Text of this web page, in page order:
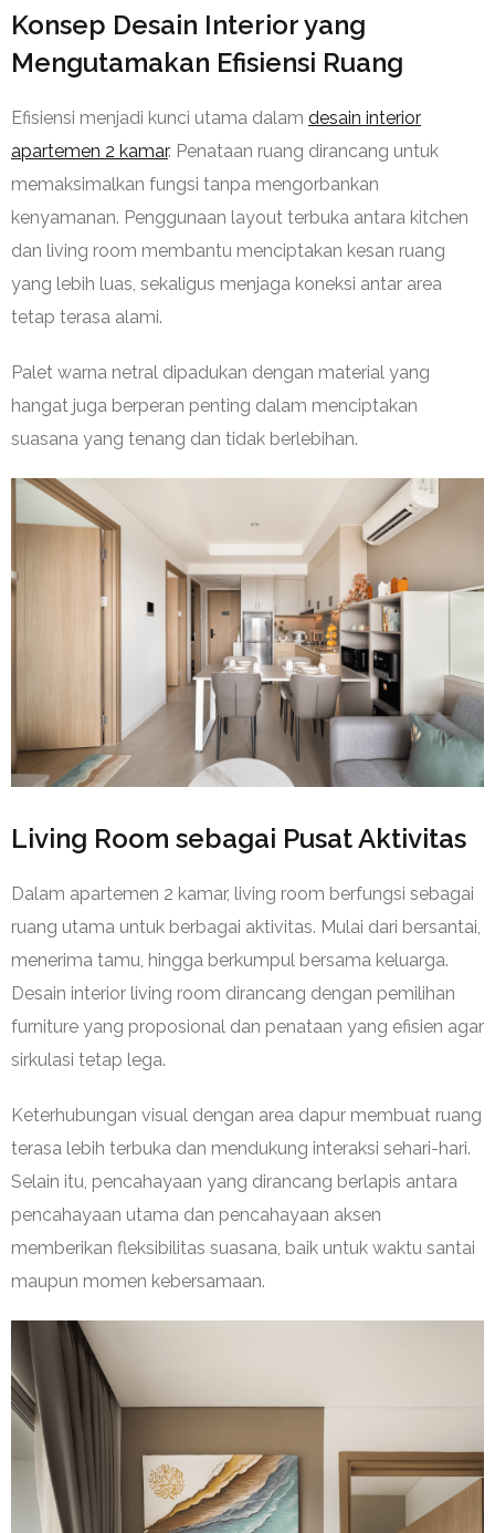
Konsep Desain Interior yang
Mengutamakan Efisiensi Ruang
Efisiensi menjadi kunci utama dalam desain interior
apartemen 2 kamar. Penataan ruang dirancang untuk
memaksimalkan fungsi tanpa mengorbankan
kenyamanan. Penggunaan layout terbuka antara kitchen
dan living room membantu menciptakan kesan ruang
yang lebih luas, sekaligus menjaga koneksi antar area
tetap terasa alami.
Palet warna netral dipadukan dengan material yang
hangat juga berperan penting dalam menciptakan
suasana yang tenang dan tidak berlebihan.
Living Room sebagai Pusat Aktivitas
Dalam apartemen 2 kamar, living room berfungsi sebagai
ruang utama untuk berbagai aktivitas. Mulai dari bersantai,
menerima tamu, hingga berkumpul bersama keluarga.
Desain interior living room dirancang dengan pemilihan
furniture yang proposional dan penataan yang efisien agar
sirkulasi tetap lega.
Keterhubungan visual dengan area dapur membuat ruang
terasa lebih terbuka dan mendukung interaksi sehari-hari.
Selain itu, pencahayaan yang dirancang berlapis antara
pencahayaan utama dan pencahayaan aksen
memberikan fleksibilitas suasana, baik untuk waktu santai
maupun momen kebersamaan.